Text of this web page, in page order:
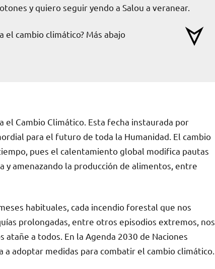
y quiero seguir yendo a Salou a veranear.
el cambio climático? Más abajo
Cambio Climático. Esta fecha instaurada por
para el futuro de toda la Humanidad. El cambio
pues el calentamiento global modifica pautas
amenazando la producción de alimentos, entre
habituales, cada incendio forestal que nos
prolongadas, entre otros episodios extremos, nos
a todos. En la Agenda 2030 de Naciones
a adoptar medidas para combatir el cambio climático.